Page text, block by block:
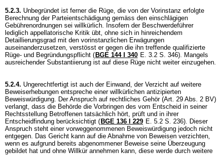
5.2.3. Unbegründet ist ferner die Rüge, die von der Vorinstanz erfolgte
Berechnung der Parteientschädigung gemäss den einschlägigen
Gebührenordnungen sei willkürlich. Insofern der Beschwerdeführer
lediglich appellatorische Kritik übt, ohne sich in hinreichendem
Detaillierungsgrad mit den vorinstanzlichen Erwägungen
auseinanderzusetzen, verstösst er gegen die ihn treffende qualifizierte
Rüge- und Begründungspflicht ( BGE 144 I 340 E. 3.2 S. 346). Mangels
ausreichender Substantiierung ist auf diese Rüge nicht weiter einzugehen.
5.2.4. Ungerechtfertigt ist auch der Einwand, der Verzicht auf weitere
Beweiserhebungen entspreche einer willkürlichen antizipierten
Beweiswürdigung. Der Anspruch auf rechtliches Gehör (Art. 29 Abs. 2 BV)
verlangt, dass die Behörde die Vorbringen des vom Entscheid in seiner
Rechtsstellung Betroffenen tatsächlich hört, prüft und in ihrer
Entscheidfindung berücksichtigt ( BGE 136 I 229 E. 5.2 S. 236). Dieser
Anspruch steht einer vorweggenommenen Beweiswürdigung jedoch nicht
entgegen. Das Gericht kann auf die Abnahme von Beweisen verzichten,
wenn es aufgrund bereits abgenommener Beweise seine Überzeugung
gebildet hat und ohne Willkür annehmen kann, diese werde durch weitere